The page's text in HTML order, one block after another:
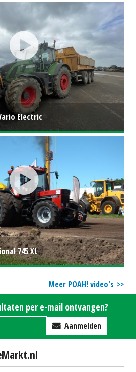
Electric
745 XL
Meer POAH! video's
per e-mail ontvangen?
Aanmelden